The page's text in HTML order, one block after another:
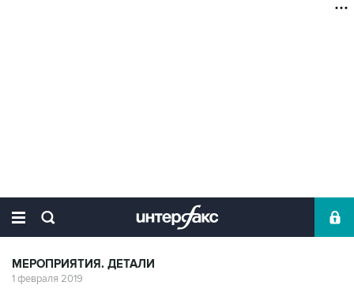
МЕРОПРИЯТИЯ. ДЕТАЛИ
1 февраля 2019